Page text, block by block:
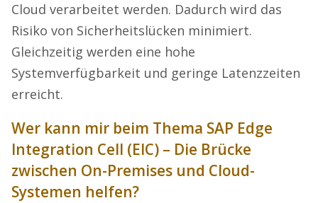
Cloud verarbeitet werden. Dadurch wird das
Risiko von Sicherheitslücken minimiert.
Gleichzeitig werden eine hohe
Systemverfügbarkeit und geringe Latenzzeiten
erreicht.
Wer kann mir beim Thema SAP Edge
Integration Cell (EIC) – Die Brücke
zwischen On-Premises und Cloud-
Systemen helfen?